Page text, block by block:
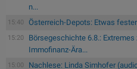
n...
15:40 Österreich-Depots: Etwas
15:20
Börsegeschichte 6.8.: Extremes
Immofinanz-Ära...
15:00 Nachlese: Linda Simhofer